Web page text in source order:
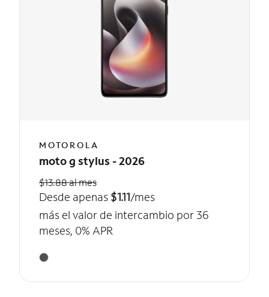
MOTOROLA
moto g stylus - 2026
$13.88 al mes
Desde apenas $1.11/mes
más el valor de intercambio por 36
meses, 0% APR